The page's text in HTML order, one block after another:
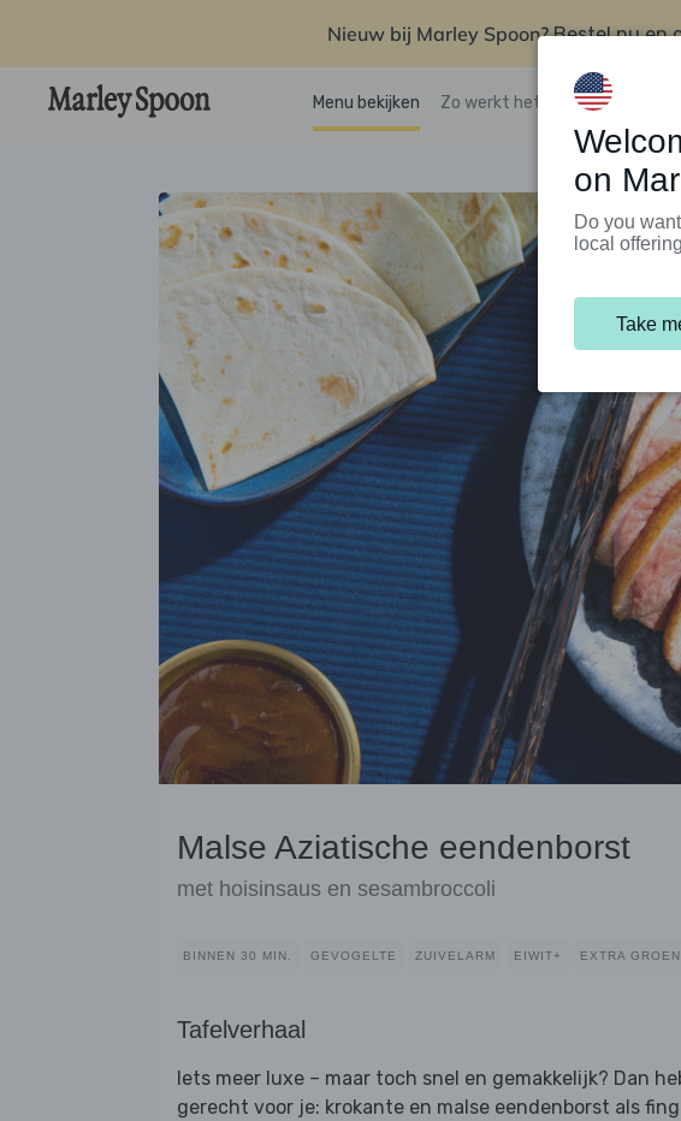
Nieuw bij Marley Spoon?Bestel nu en
Menu bekijken Zo werkt het Klantenservice
Malse Aziatische eendenborst
met hoisinsaus en sesambroccoli
BINNEN 30 MIN. GEVOGELTE ZUIVELARM EIWIT+ EXTRA
Tafelverhaal
Iets meer luxe – maar toch snel en gemakkelijk? Dan
gerecht voor je: krokante en malse eendenborst als
on
Do you
local
Take